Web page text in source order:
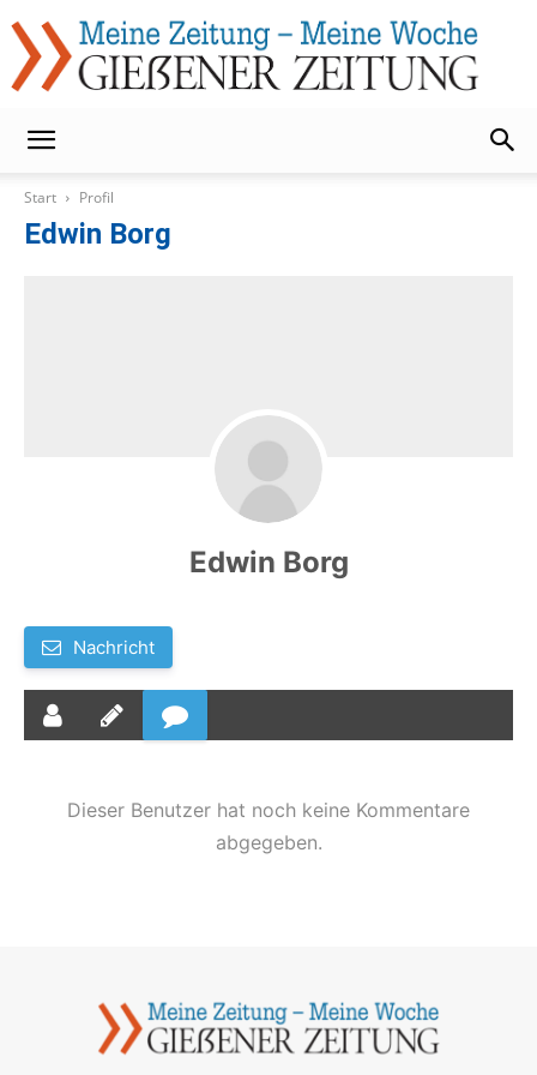
Start Profil
Edwin Borg
Edwin Borg
Nachricht
Dieser Benutzer hat noch keine Kommentare
abgegeben.